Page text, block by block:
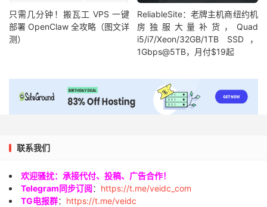
只需几分钟！搬瓦工 VPS 一键
部署 OpenClaw 全攻略（图文详
测）
ReliableSite：老牌主机商纽约机
房独服大量补货，Quad
i5/i7/Xeon/32GB/1TB SSD，
1Gbps@5TB，月付$19起
联系我们
欢迎骚扰：承接代付、投稿、广告合作！
Telegram同步订阅： https://t.me/veidc_com
TG电报群： https://t.me/veidc